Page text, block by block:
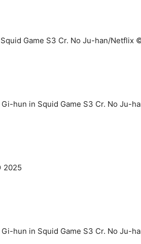
Game S3 Cr. No Ju-han/Netflix
hun in Squid Game S3 Cr. No Ju-
2025
hun in Squid Game S3 Cr. No Ju-